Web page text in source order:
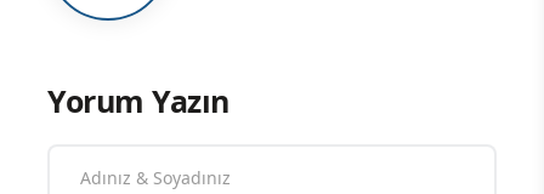
Yorum Yazın